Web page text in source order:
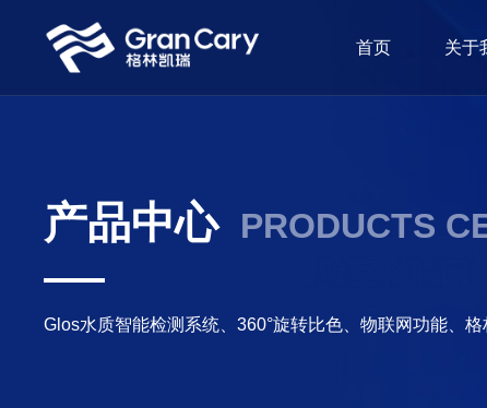
首页 关于
产品中心 PRODUCTS
Glos水质智能检测系统、360°旋转比色、物联网功能、